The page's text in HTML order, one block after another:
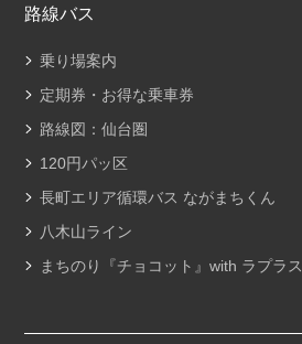
路線バス
乗り場案内
定期券・お得な乗車券
路線図：仙台圏
120円パッ区
長町エリア循環バス ながまちくん
八木山ライン
まちのり『チョコット』with ラプラス